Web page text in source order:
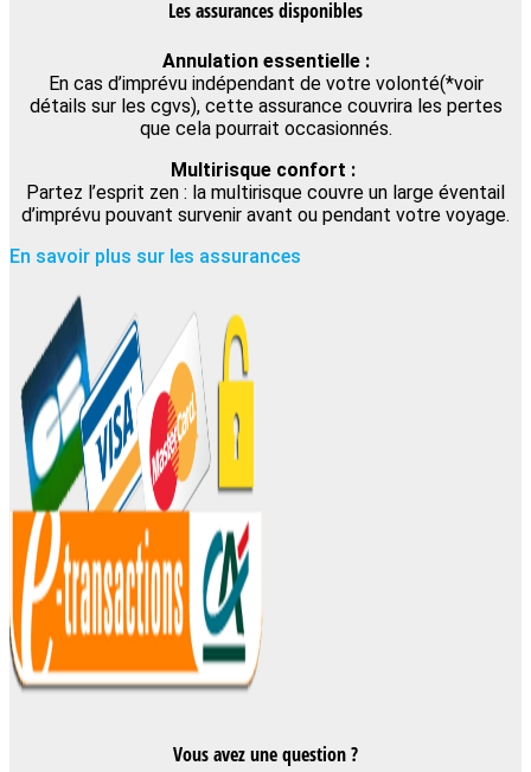
Les assurances disponibles
Annulation essentielle :
En cas d’imprévu indépendant de votre volonté(*voir
détails sur les cgvs), cette assurance couvrira les pertes
que cela pourrait occasionnés.
Multirisque confort :
Partez l’esprit zen : la multirisque couvre un large éventail
d’imprévu pouvant survenir avant ou pendant votre voyage.
En savoir plus sur les assurances
Vous avez une question ?